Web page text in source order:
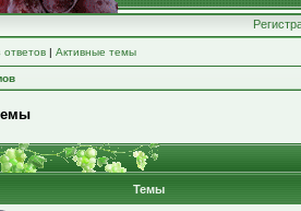
| Активные темы
Темы